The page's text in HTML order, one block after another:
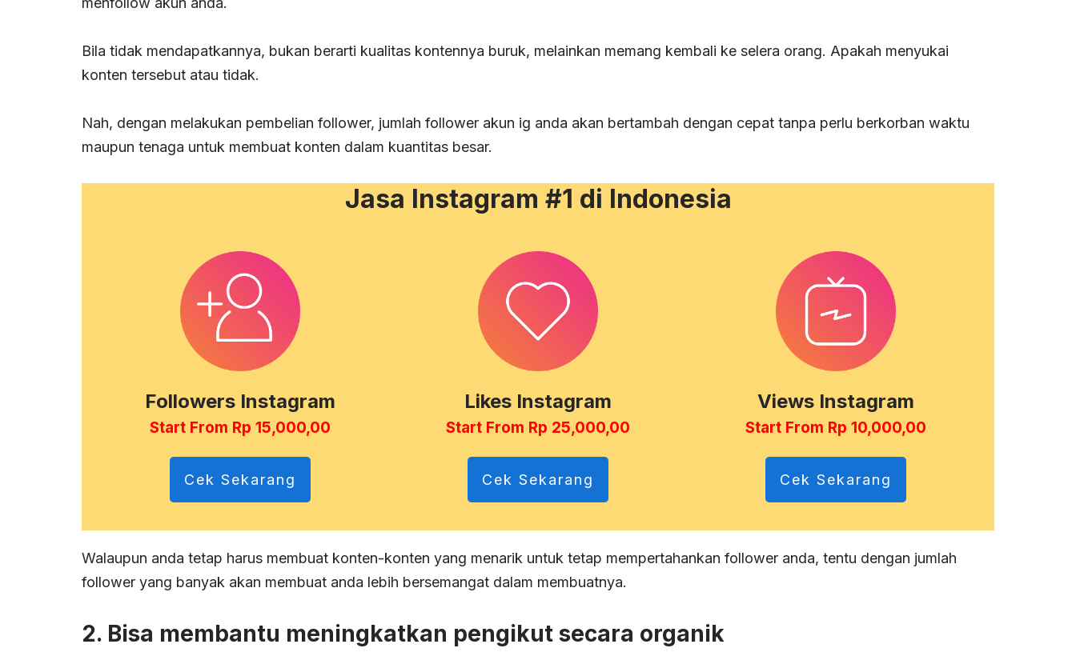
Bila tidak mendapatkannya, bukan berarti kualitas kontennya buruk, melainkan memang kembali ke selera orang. Apakah menyukai
konten tersebut atau tidak.
Nah, dengan melakukan pembelian follower, jumlah follower akun ig anda akan bertambah dengan cepat tanpa perlu berkorban waktu
maupun tenaga untuk membuat konten dalam kuantitas besar.
Jasa Instagram #1 di Indonesia
Followers Instagram
Start From Rp 15,000,00
Cek Sekarang
Likes Instagram
Start From Rp 25,000,00
Cek Sekarang
Views Instagram
Start From Rp 10,000,00
Cek Sekarang
Walaupun anda tetap harus membuat konten-konten yang menarik untuk tetap mempertahankan follower anda, tentu dengan jumlah
follower yang banyak akan membuat anda lebih bersemangat dalam membuatnya.
2. Bisa membantu meningkatkan pengikut secara organik